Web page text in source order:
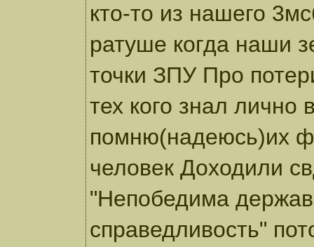
кто-то из нашего
ратуше когда наши
точки ЗПУ Про
тех кого знал лично
помню(надеюсь)их
человек Доходили
"Непобедима
справедливость"